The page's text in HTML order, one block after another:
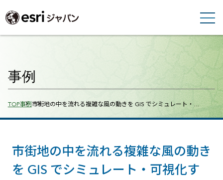
事例
Breadcrumbs
TOP事例市街地の中を流れる複雑な風の動きを GIS でシミュレート・…
市街地の中を流れる複雑な風の動き
を GIS でシミュレート・可視化す